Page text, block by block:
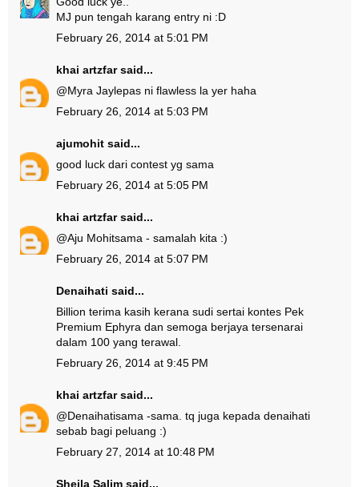
MJ pun tengah karang entry ni :D
February 26, 2014 at 5:01 PM
khai artzfarsaid...
@Myra Jaylepas ni flawless la yer haha
February 26, 2014 at 5:03 PM
ajumohit said...
good luck dari contest yg sama
February 26, 2014 at 5:05 PM
khai artzfarsaid...
@Aju Mohitsama - samalah kita :)
February 26, 2014 at 5:07 PM
Denaihati said...
Billion terima kasih kerana sudi sertai kontes Pek
Premium Ephyra dan semoga berjaya tersenarai
dalam 100 yang terawal.
February 26, 2014 at 9:45 PM
khai artzfarsaid...
@Denaihatisama -sama. tq juga kepada denaihati
sebab bagi peluang :)
February 27, 2014 at 10:48 PM
Sheila Salim said...